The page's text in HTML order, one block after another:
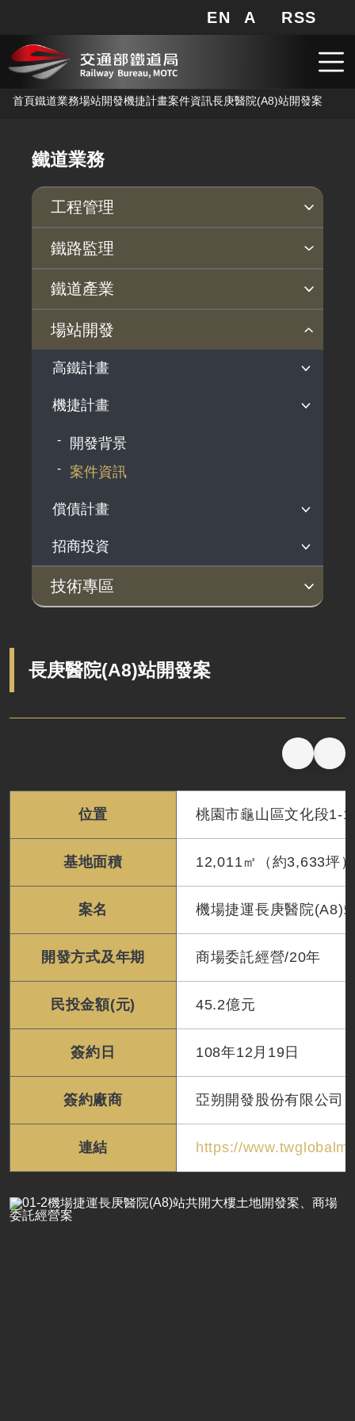
跳到主要內容
網站地圖
EN A 局長信箱
RSS
首頁鐵道業務場站開發機捷計畫案件資訊長庚醫院(A8)站開發案
鐵道業務
工程管理
安衛防災
臨軌施工安全
職業安全衛生
安衛宣導
品質保證
公共工程施工品質
施工查核及工程督導執行情形
鐵路監理
監理法規
依法監理
營運監理範圍
行車安全
安全管理
鐵路安全自願報告系統
駕駛檢定發照
災害防救
依法檢查
定期檢查
不定期檢查
事故調查
事故調查說明
近三年調查報告
旅客運送
運送法規
營運訊息
鐵道產業
產業政策
鐵道科技產業政策
行動方案
選定國產化關鍵項目
鐵道技術研究及驗證中心
軌道系統採購作業指引
釋出維修商機
發展智慧鐵道
人才培育
產業發展補助
鐵道產業發展補助作業規定
鐵道指定產品專區
法規依據
申請須知及表單下載
場站開發
高鐵計畫
開發背景
案件資訊
機捷計畫
開發背景
案件資訊
償債計畫
開發背景
案件資訊
招商投資
公告案件
服務窗口
相關網站
技術專區
土建工程概述
隧道工程
邊坡工程
車站工程
系統機電概述
號誌系統
維修基地
PAS 2080 打造低碳韌性鐵道
氣候變遷調適
交通部部頒規範
鐵道工程BIM作業指引
高鐵彰雲嘉地層下陷監測與分析評估
鐵道車站概念設計指引
鐵道局PAS 2080碳管理程序書
鐵道工程減碳參考指引
現地實務交流
長庚醫院(A8)站開發案
位置 桃園市龜山區文化段1-
基地面積 12,011㎡（約3,633坪）
案名 機場捷運長庚醫院(A8)
開發方式及年期 商場委託經營/20年
民投金額(元) 45.2億元
簽約日 108年12月19日
簽約廠商 亞朔開發股份有限公司
連結 https://